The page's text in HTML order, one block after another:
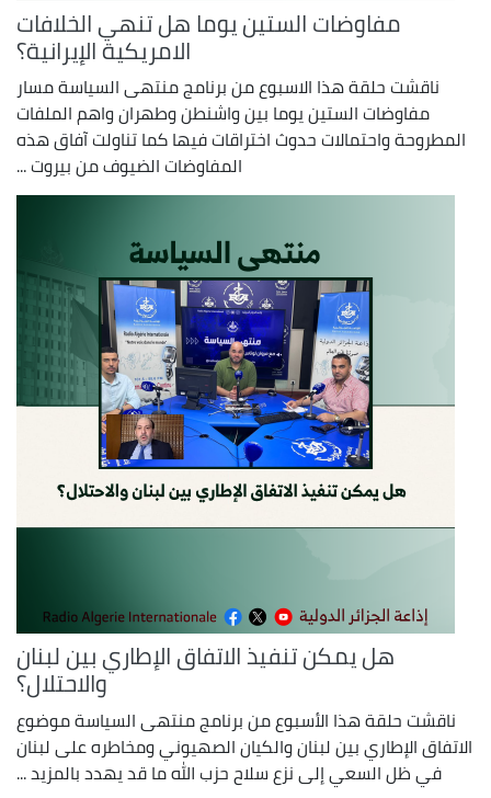
مفاوضات الستين يوما هل تنهي الخلافات
الامريكية الإيرانية؟
ناقشت حلقة هذا الاسبوع من برنامج منتهى السياسة مسار
مفاوضات الستين يوما بين واشنطن وطهران واهم الملفات
المطروحة واحتمالات حدوث اختراقات فيها كما تناولت آفاق هذه
المفاوضات الضيوف من بيروت ...
هل يمكن تنفيذ الاتفاق الإطاري بين لبنان
والاحتلال؟
ناقشت حلقة هذا الأسبوع من برنامج منتهى السياسة موضوع
الاتفاق الإطاري بين لبنان والكيان الصهيوني ومخاطره على لبنان
في ظل السعي إلى نزع سلاح حزب الله ما قد يهدد بالمزيد ...